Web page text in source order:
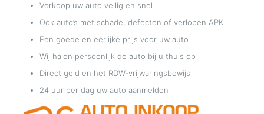
Verkoop uw auto veilig en snel
Ook auto’s met schade, defecten of verlopen APK
Een goede en eerlijke prijs voor uw auto
Wij halen persoonlijk de auto bij u thuis op
Direct geld en het RDW-vrijwaringsbewijs
24 uur per dag uw auto aanmelden